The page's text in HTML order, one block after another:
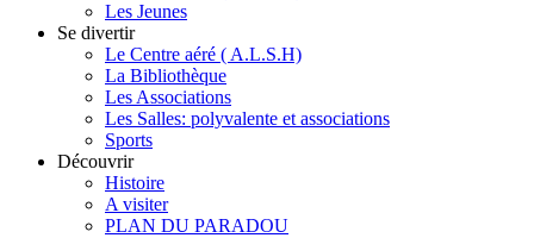
Les Jeunes
Se divertir
Le Centre aéré ( A.L.S.H)
La Bibliothèque
Les Associations
Les Salles: polyvalente et associations
Sports
Découvrir
Histoire
A visiter
PLAN DU PARADOU